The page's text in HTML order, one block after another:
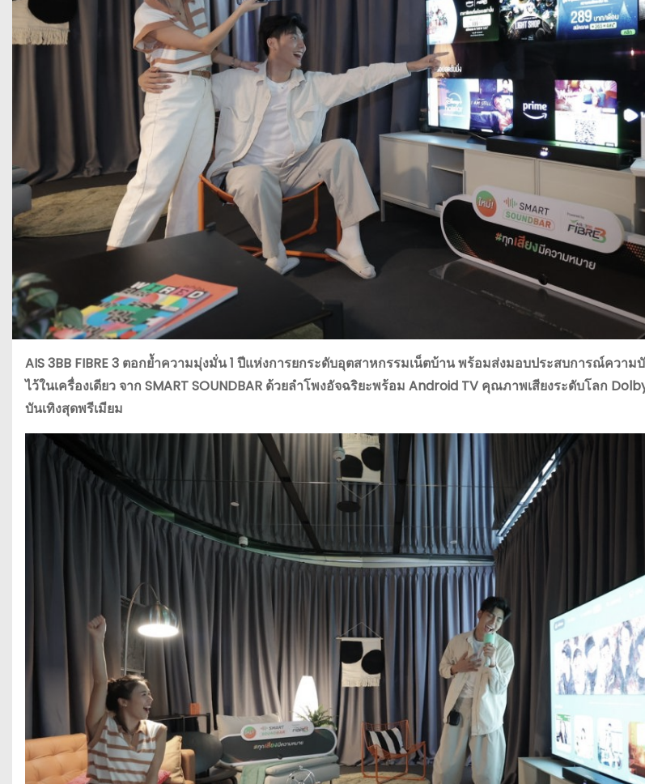
AIS 3BB FIBRE 3 ตอกย้ำความมุ่งมั่น1 ปีแห่งการยกระดับอุตสาหกรรมเน็ตบ้านพร้อมส่งมอบประสบการณ์ความ
ไว้ในเครื่องเดียว จาก SMART SOUNDBAR ด้วยลำโพงอัจฉริยะพร้อม Android TV คุณภาพเสียงระดับโลก
บันเทิงสุดพรีเมียม